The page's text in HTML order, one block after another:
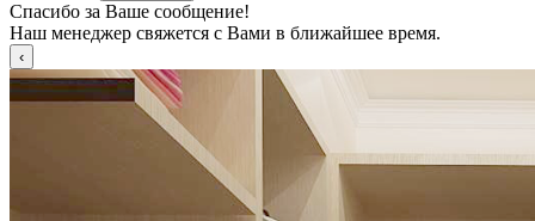
Спасибо за Ваше сообщение!
Наш менеджер свяжется с Вами в ближайшее время.